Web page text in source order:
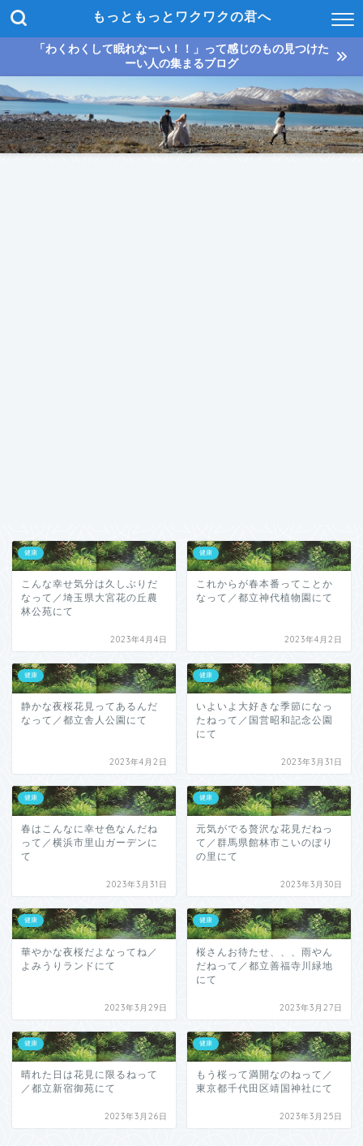
もっともっとワクワクの君へ
「わくわくして眠れなーい！！」って感じのもの見つけた
ーい人の集まるブログ
健康
こんな幸せ気分は久しぶりだ
なって／埼玉県大宮花の丘農
林公苑にて
2023年4月4日
健康
これからが春本番ってことか
なって／都立神代植物園にて
2023年4月2日
健康
静かな夜桜花見ってあるんだ
なって／都立舎人公園にて
2023年4月2日
健康
いよいよ大好きな季節になっ
たねって／国営昭和記念公園
にて
2023年3月31日
健康
春はこんなに幸せ色なんだね
って／横浜市里山ガーデンに
て
2023年3月31日
健康
元気がでる贅沢な花見だねっ
て／群馬県館林市こいのぼり
の里にて
2023年3月30日
健康
華やかな夜桜だよなってね／
よみうりランドにて
2023年3月29日
健康
桜さんお待たせ、、、雨やん
だねって／都立善福寺川緑地
にて
2023年3月27日
健康
晴れた日は花見に限るねって
／都立新宿御苑にて
2023年3月26日
健康
もう桜って満開なのねって／
東京都千代田区靖国神社にて
2023年3月25日